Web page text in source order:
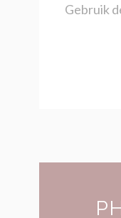
Gebruik